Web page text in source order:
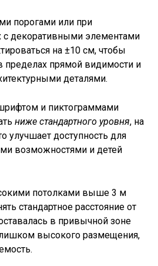
порогами или при
с декоративными элементами
на ±10 см, чтобы
пределах прямой видимости и
деталями.
и пиктограммами
ниже стандартного уровня, на
улучшает доступность для
возможностями и детей
потолками выше 3 м
стандартное расстояние от
в привычной зоне
высокого размещения,